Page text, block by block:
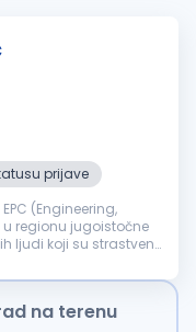
prijave
(Engineering,
regionu jugoistočne
ljudi koji su strastveni
na terenu